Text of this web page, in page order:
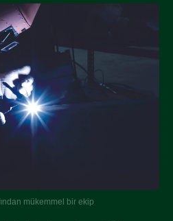
mükemmel bir ekip